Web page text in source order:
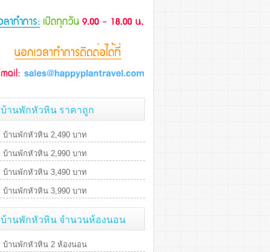
บ้านพักหัวหิน ราคาถูก
บ้านพักหัวหิน 2,490 บาท
บ้านพักหัวหิน 2,990 บาท
บ้านพักหัวหิน 3,490 บาท
บ้านพักหัวหิน 3,990 บาท
บ้านพักหัวหิน จำนวนห้องนอน
บ้านพักหัวหิน 2 ห้องนอน